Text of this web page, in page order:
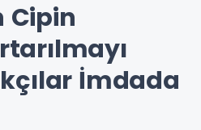
Cipin
İmdada